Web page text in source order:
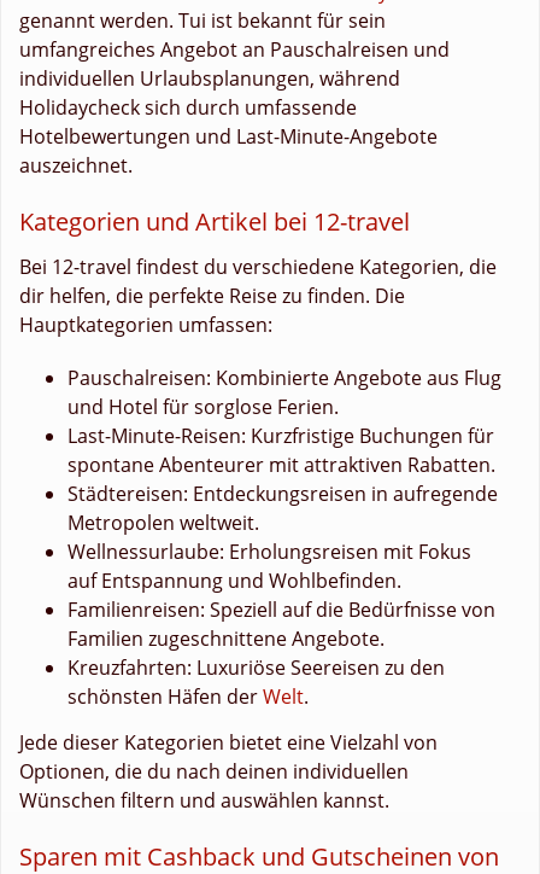
genannt werden. Tui ist bekannt für sein
umfangreiches Angebot an Pauschalreisen und
individuellen Urlaubsplanungen, während
Holidaycheck sich durch umfassende
Hotelbewertungen und Last-Minute-Angebote
auszeichnet.
Kategorien und Artikel bei 12-travel
Bei 12-travel findest du verschiedene Kategorien, die
dir helfen, die perfekte Reise zu finden. Die
Hauptkategorien umfassen:
Pauschalreisen: Kombinierte Angebote aus Flug
und Hotel für sorglose Ferien.
Last-Minute-Reisen: Kurzfristige Buchungen für
spontane Abenteurer mit attraktiven Rabatten.
Städtereisen: Entdeckungsreisen in aufregende
Metropolen weltweit.
Wellnessurlaube: Erholungsreisen mit Fokus
auf Entspannung und Wohlbefinden.
Familienreisen: Speziell auf die Bedürfnisse von
Familien zugeschnittene Angebote.
Kreuzfahrten: Luxuriöse Seereisen zu den
schönsten Häfen derWelt.
Jede dieser Kategorien bietet eine Vielzahl von
Optionen, die du nach deinen individuellen
Wünschen filtern und auswählen kannst.
Sparen mit Cashback und Gutscheinen von